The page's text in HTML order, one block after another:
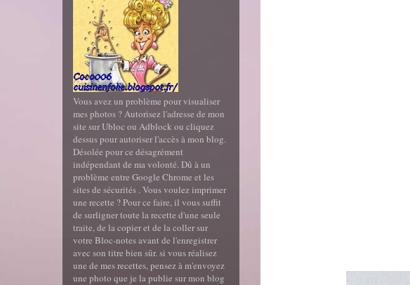
Vous avez un problème pour visualiser
mes photos ? Autorisez l'adresse de mon
site sur Ubloc ou Adblock ou cliquez
dessus pour autoriser l'accès à mon blog.
Désolée pour ce désagrément
indépendant de ma volonté. Dû à un
problème entre Google Chrome et les
sites de sécurités . Vous voulez imprimer
une recette ? Pour ce faire, il vous suffit
de surligner toute la recette d'une seule
traite, de la copier et de la coller sur
votre Bloc-notes avant de l'enregistrer
avec son titre bien sûr. si vous réalisez
une de mes recettes, pensez à m'envoyez
une photo que je la publie sur mon blog